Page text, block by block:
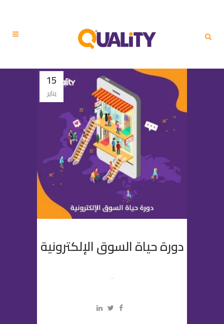
15
يناير
دورة حياة السوق الإلكترونية
...